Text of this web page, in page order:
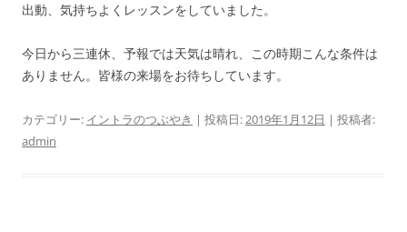
出動、気持ちよくレッスンをしていました。
今日から三連休、予報では天気は晴れ、この時期こんな条件は
ありません。皆様の来場をお待ちしています。
カテゴリー: イントラのつぶやき | 投稿日:2019年1月12日 | 投稿者:
admin